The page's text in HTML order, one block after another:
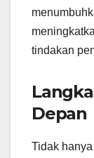
tindakan
Depan
Tidak